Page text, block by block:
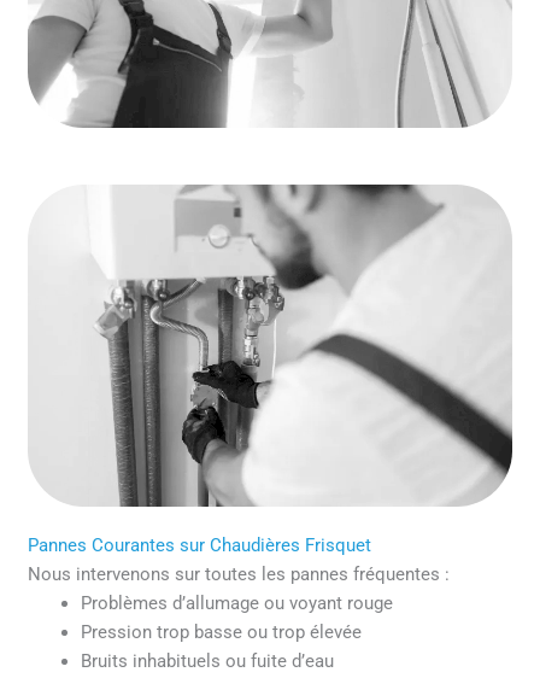
Pannes Courantes sur Chaudières Frisquet
Nous intervenons sur toutes les pannes fréquentes :
Problèmes d’allumage ou voyant rouge
Pression trop basse ou trop élevée
Bruits inhabituels ou fuite d’eau